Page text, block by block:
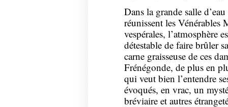
Dans la grande salle
réunissent les
vespérales, l’atmosphère
détestable de faire brûler
carne graisseuse de ces
Frénégonde, de plus en
qui veut bien l’entendre
évoqués, en vrac, un
bréviaire et autres